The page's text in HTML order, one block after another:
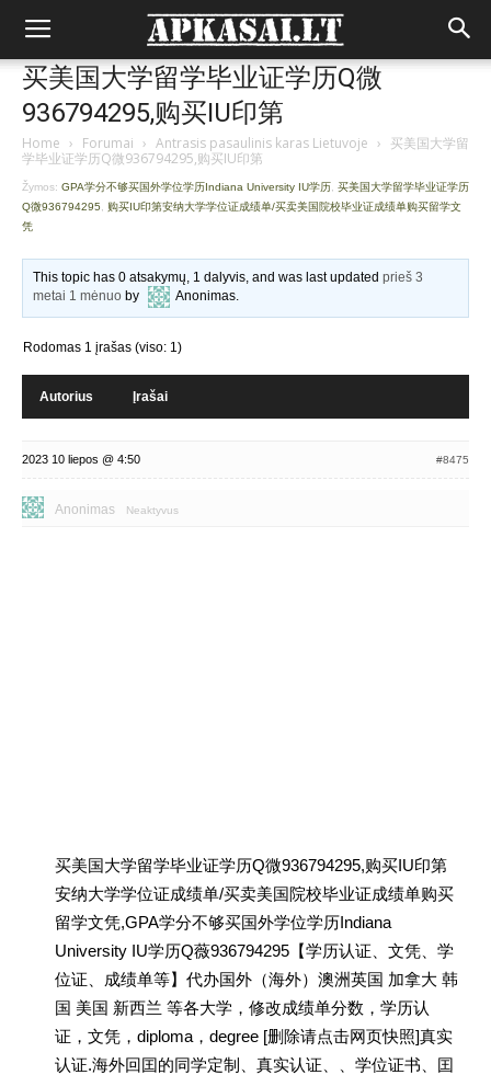
买美国大学留学毕业证学历Q微
936794295,购买IU印第
Home › Forumai › Antrasis pasaulinis karas Lietuvoje › 买美国大学留
学毕业证学历Q微936794295,购买IU印第
Žymos: GPA学分不够买国外学位学历Indiana University IU学历 买美国大学留学毕业证学历
Q微936794295
购买IU印第安纳大学学位证成绩单/买卖美国院校毕业证成绩单购买留学文
凭
This topic has 0 atsakymų, 1 dalyvis, and was last updatedprieš 3
metai 1 mėnuo by Anonimas.
Rodomas 1 įrašas (viso: 1)
Autorius Įrašai
2023 10 liepos @ 4:50 #8475
Anonimas Neaktyvus
买美国大学留学毕业证学历Q微936794295,购买IU印第
安纳大学学位证成绩单/买卖美国院校毕业证成绩单购买
留学文凭,GPA学分不够买国外学位学历Indiana
University IU学历Q薇936794295【学历认证、文凭、学
位证、成绩单等】代办国外（海外）澳洲英国 加拿大 韩
国 美国 新西兰 等各大学，修改成绩单分数，学历认
证，文凭，diploma，degree [删除请点击网页快照]真实
认证.海外回囯的同学定制、真实认证、、学位证书、囯